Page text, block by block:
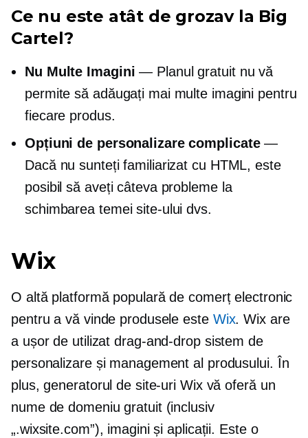
Ce nu este atât de grozav la Big
Cartel?
Nu Multe Imagini — Planul gratuit nu vă
permite să adăugați mai multe imagini pentru
fiecare produs.
Opțiuni de personalizare complicate—
Dacă nu sunteți familiarizat cu HTML, este
posibil să aveți câteva probleme la
schimbarea temei site-ului dvs.
Wix
O altă platformă populară de comerț electronic
pentru a vă vinde produsele este Wix. Wix are
a ușor de utilizat drag-and-dropsistem de
personalizare și management al produsului. În
plus, generatorul de site-uri Wix vă oferă un
nume de domeniu gratuit (inclusiv
„.wixsite.com”), imagini și aplicații. Este o